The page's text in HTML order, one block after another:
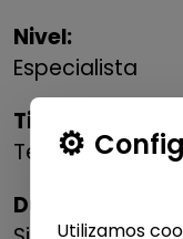
Nivel:
Especialista
Tipo de
Temporal
Duración:
Utilizamos